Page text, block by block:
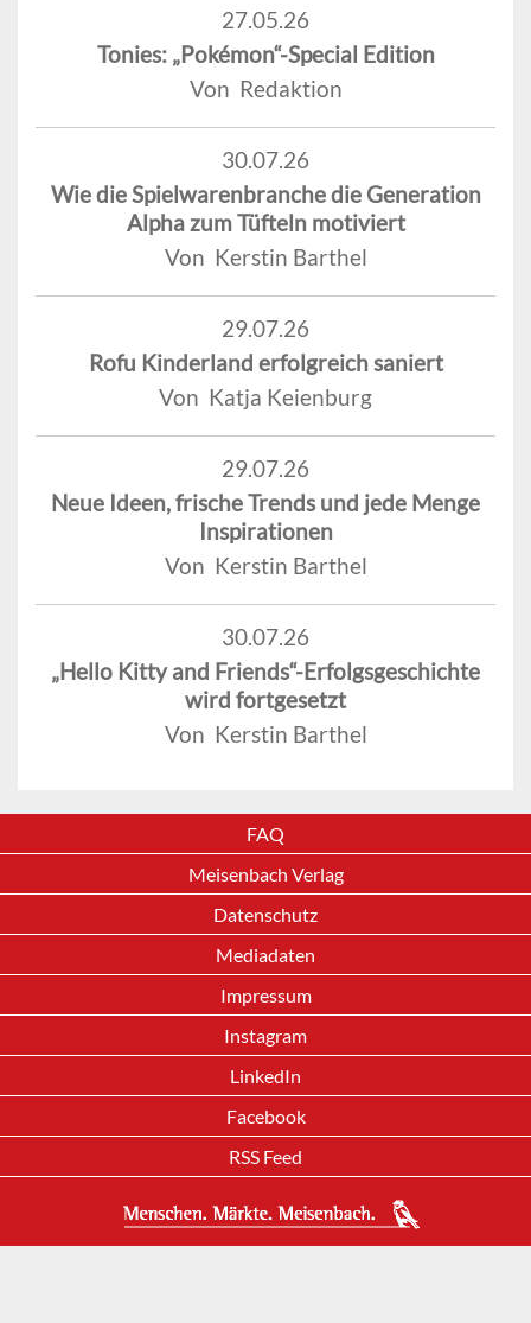
27.05.26
Tonies: „Pokémon“-Special Edition
Von Redaktion
30.07.26
Wie die Spielwarenbranche die Generation
Alpha zum Tüfteln motiviert
Von Kerstin Barthel
29.07.26
Rofu Kinderland erfolgreich saniert
Von Katja Keienburg
29.07.26
Neue Ideen, frische Trends und jede Menge
Inspirationen
Von Kerstin Barthel
30.07.26
„Hello Kitty and Friends“-Erfolgsgeschichte
wird fortgesetzt
Von Kerstin Barthel
FAQ
Meisenbach Verlag
Datenschutz
Mediadaten
Impressum
Instagram
LinkedIn
Facebook
RSS Feed